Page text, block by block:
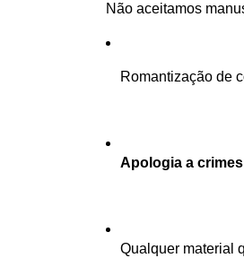
Não aceitamos
Romantização de
Apologia a crimes
Qualquer material